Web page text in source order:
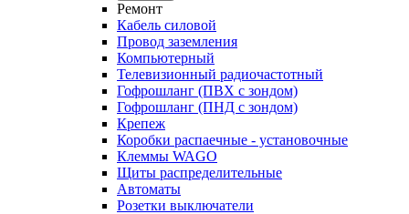
Ремонт
Кабель силовой
Провод заземления
Компьютерный
Телевизионный радиочастотный
Гофрошланг (ПВХ с зондом)
Гофрошланг (ПНД с зондом)
Крепеж
Коробки распаечные - установочные
Клеммы WAGO
Щиты распределительные
Автоматы
Розетки выключатели